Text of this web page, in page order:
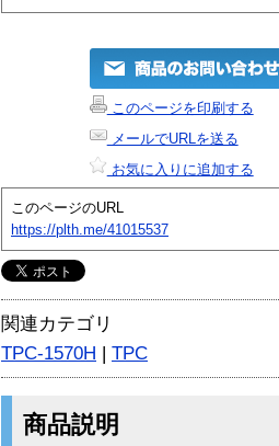
このページを印刷する
メールでURLを送る
お気に入りに追加する
このページのURL
https://plth.me/41015537
関連カテゴリ
TPC-1570H | TPC
商品説明